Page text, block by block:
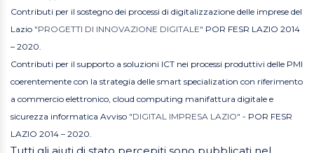
Contributi per il sostegno dei processi di digitalizzazione delle imprese del
Lazio "PROGETTI DI INNOVAZIONE DIGITALE" POR FESR LAZIO 2014
– 2020.
Contributi per il supporto a soluzioni ICT nei processi produttivi delle PMI
coerentemente con la strategia delle smart specialization con riferimento
a commercio elettronico, cloud computing manifattura digitale e
sicurezza informatica Avviso "DIGITAL IMPRESA LAZIO" - POR FESR
LAZIO 2014 – 2020.
Tutti gli aiuti di stato percepiti sono pubblicati nel